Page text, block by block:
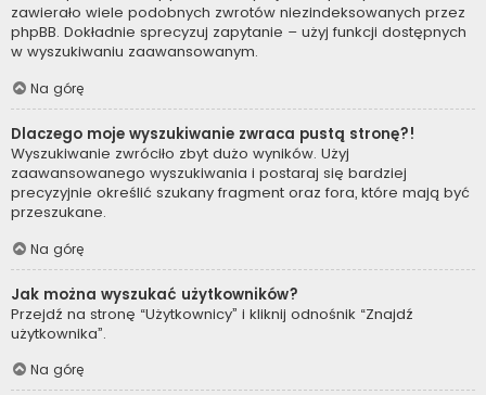
zawierało wiele podobnych zwrotów niezindeksowanych przez
phpBB. Dokładnie sprecyzuj zapytanie – użyj funkcji dostępnych
w wyszukiwaniu zaawansowanym.
Na górę
Dlaczego moje wyszukiwanie zwraca pustą stronę?!
Wyszukiwanie zwróciło zbyt dużo wyników. Użyj
zaawansowanego wyszukiwania i postaraj się bardziej
precyzyjnie określić szukany fragment oraz fora, które mają być
przeszukane.
Na górę
Jak można wyszukać użytkowników?
Przejdź na stronę “Użytkownicy” i kliknij odnośnik “Znajdź
użytkownika”.
Na górę